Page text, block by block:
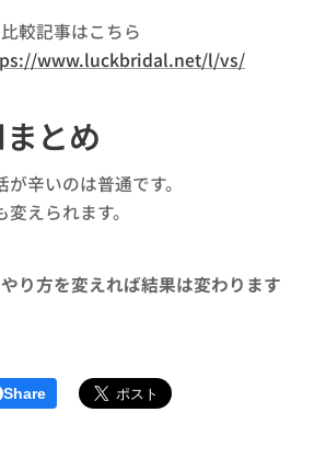
比較記事はこちら
www.luckbridal.net/l/vs/
とめ
が辛いのは普通です。
変えられます。
やり方を変えれば結果は変わります
Share